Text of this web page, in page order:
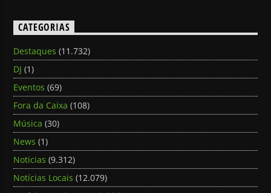
CATEGORIAS
Destaques (11.732)
DJ (1)
Eventos (69)
Fora da Caixa (108)
Música (30)
News (1)
Noticias (9.312)
Notícias Locais (12.079)